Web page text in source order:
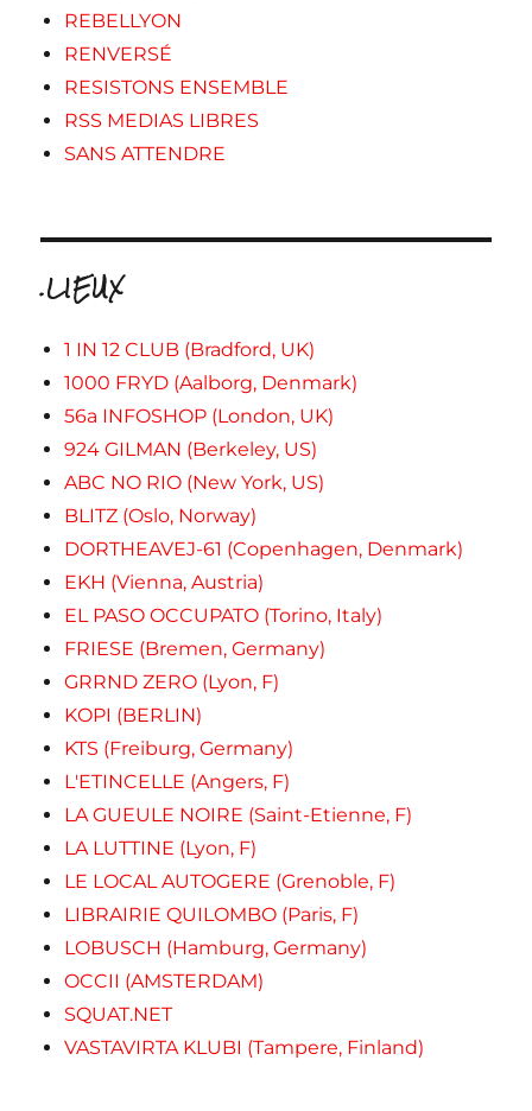
REBELLYON
RENVERSÉ
RESISTONS ENSEMBLE
RSS MEDIAS LIBRES
SANS ATTENDRE
.LIEUX
1 IN 12 CLUB (Bradford, UK)
1000 FRYD (Aalborg, Denmark)
56a INFOSHOP (London, UK)
924 GILMAN (Berkeley, US)
ABC NO RIO (New York, US)
BLITZ (Oslo, Norway)
DORTHEAVEJ-61 (Copenhagen, Denmark)
EKH (Vienna, Austria)
EL PASO OCCUPATO (Torino, Italy)
FRIESE (Bremen, Germany)
GRRND ZERO (Lyon, F)
KOPI (BERLIN)
KTS (Freiburg, Germany)
L'ETINCELLE (Angers, F)
LA GUEULE NOIRE (Saint-Etienne, F)
LA LUTTINE (Lyon, F)
LE LOCAL AUTOGERE (Grenoble, F)
LIBRAIRIE QUILOMBO (Paris, F)
LOBUSCH (Hamburg, Germany)
OCCII (AMSTERDAM)
SQUAT.NET
VASTAVIRTA KLUBI (Tampere, Finland)